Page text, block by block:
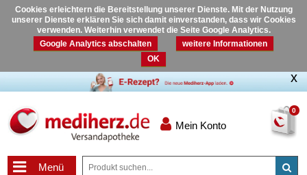
Cookies erleichtern die Bereitstellung unserer Dienste. Mit der Nutzung
unserer Dienste erklären Sie sich damit einverstanden, dass wir Cookies
verwenden. Weiterhin verwendet die Seite Google Analytics.
Google Analytics abschalten
weitere Informationen
OK
0
Mein Konto
Menü